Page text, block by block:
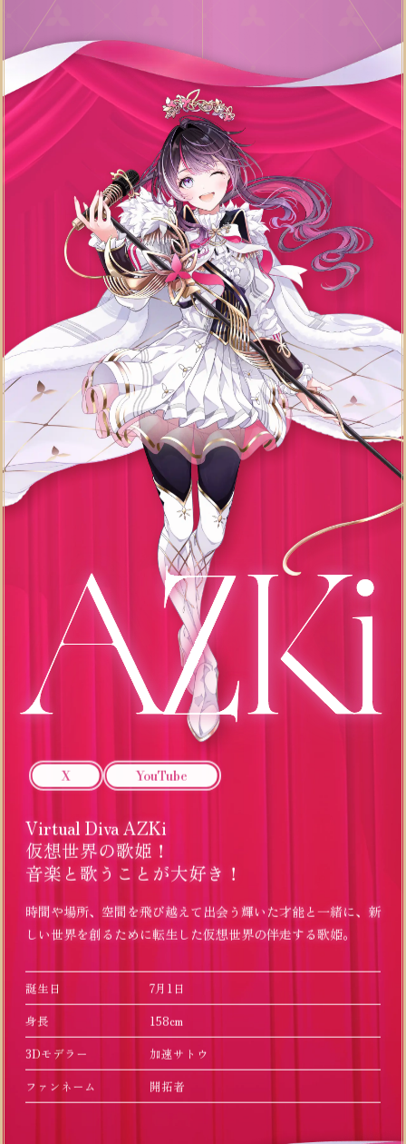
X YouTube
Virtual Diva AZKi
仮想世界の歌姫！
音楽と歌うことが大好き！
時間や場所、空間を飛び越えて出会う輝いた才能と一緒に、新
しい世界を創るために転生した仮想世界の伴走する歌姫。
誕生日
7月1日
身長
158cm
3Dモデラー
加速サトウ
ファンネーム
開拓者